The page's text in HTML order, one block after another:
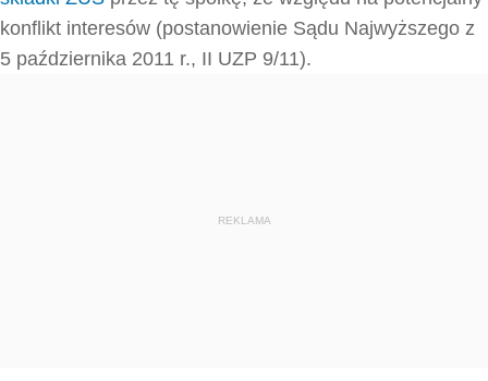
konflikt interesów (postanowienie Sądu Najwyższego z
5 października 2011 r., II UZP 9/11).
REKLAMA